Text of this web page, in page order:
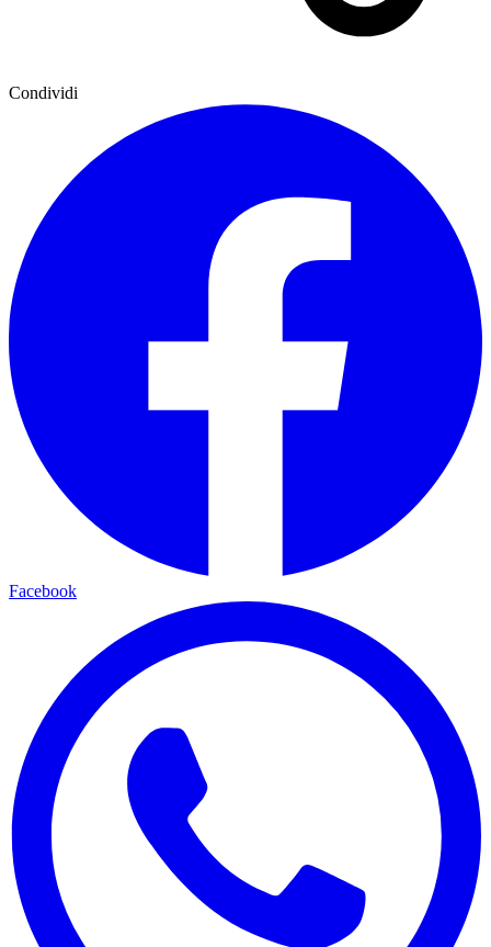
Condividi
Facebook